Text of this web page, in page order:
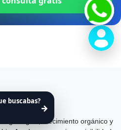
buscabas?
→
digital, crecimiento orgánico y